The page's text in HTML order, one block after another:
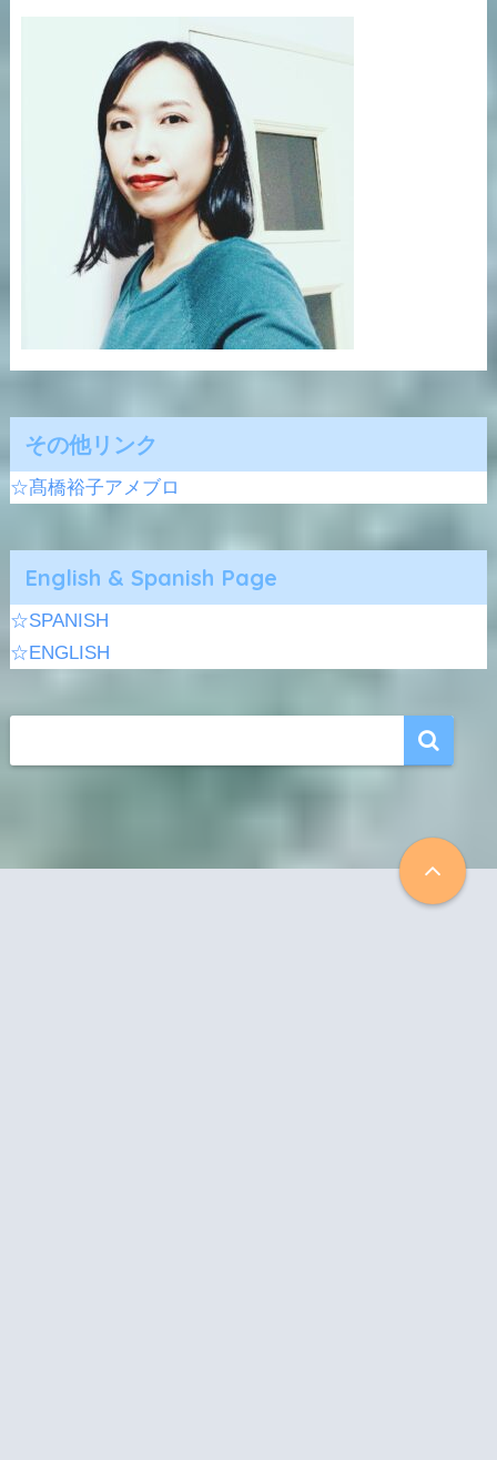
その他リンク
☆髙橋裕子アメブロ
English & Spanish Page
☆SPANISH
☆ENGLISH